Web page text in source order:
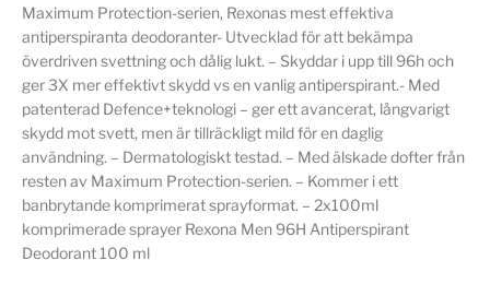
Maximum Protection-serien, Rexonas mest effektiva
antiperspiranta deodoranter- Utvecklad för att bekämpa
överdriven svettning och dålig lukt. – Skyddar i upp till 96h och
ger 3X mer effektivt skydd vs en vanlig antiperspirant.- Med
patenterad Defence+teknologi – ger ett avancerat, långvarigt
skydd mot svett, men är tillräckligt mild för en daglig
användning. – Dermatologiskt testad. – Med älskade dofter från
resten av Maximum Protection-serien. – Kommer i ett
banbrytande komprimerat sprayformat. – 2x100ml
komprimerade sprayer Rexona Men 96H Antiperspirant
Deodorant 100 ml